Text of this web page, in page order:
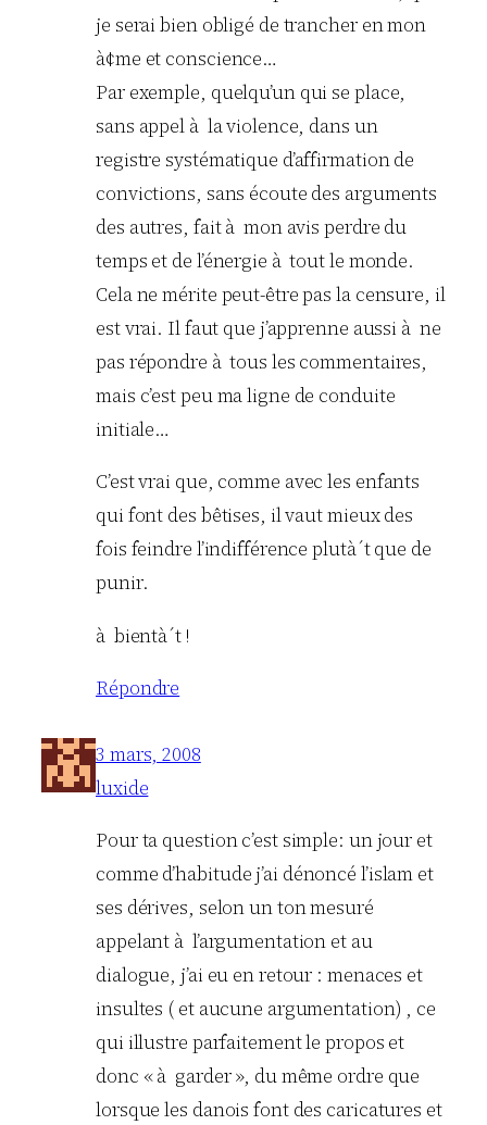
je serai bien obligé de trancher en mon
à¢me et conscience…
Par exemple, quelqu’un qui se place,
sans appel à la violence, dans un
registre systématique d’affirmation de
convictions, sans écoute des arguments
des autres, fait à mon avis perdre du
temps et de l’énergie à tout le monde.
Cela ne mérite peut-être pas la censure, il
est vrai. Il faut que j’apprenne aussi à ne
pas répondre à tous les commentaires,
mais c’est peu ma ligne de conduite
initiale…
C’est vrai que, comme avec les enfants
qui font des bêtises, il vaut mieux des
fois feindre l’indifférence plutà´t que de
punir.
à bientà´t !
Répondre
3 mars, 2008
luxide
Pour ta question c’est simple: un jour et
comme d’habitude j’ai dénoncé l’islam et
ses dérives, selon un ton mesuré
appelant à l’argumentation et au
dialogue, j’ai eu en retour : menaces et
insultes ( et aucune argumentation) , ce
qui illustre parfaitement le propos et
donc « à garder », du même ordre que
lorsque les danois font des caricatures et